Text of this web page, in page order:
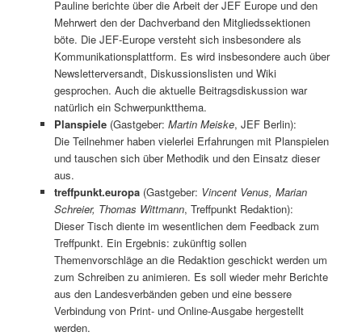
Pauline berichte über die Arbeit der JEF Europe und den
Mehrwert den der Dachverband den Mitgliedssektionen
böte. Die JEF-Europe versteht sich insbesondere als
Kommunikationsplattform. Es wird insbesondere auch über
Newsletterversandt, Diskussionslisten und Wiki
gesprochen. Auch die aktuelle Beitragsdiskussion war
natürlich ein Schwerpunktthema.
Planspiele(Gastgeber: Martin Meiske, JEF Berlin):
Die Teilnehmer haben vielerlei Erfahrungen mit Planspielen
und tauschen sich über Methodik und den Einsatz dieser
aus.
treffpunkt.europa(Gastgeber: Vincent Venus, Marian
Schreier, Thomas Wittmann, Treffpunkt Redaktion):
Dieser Tisch diente im wesentlichen dem Feedback zum
Treffpunkt. Ein Ergebnis: zukünftig sollen
Themenvorschläge an die Redaktion geschickt werden um
zum Schreiben zu animieren. Es soll wieder mehr Berichte
aus den Landesverbänden geben und eine bessere
Verbindung von Print- und Online-Ausgabe hergestellt
werden.